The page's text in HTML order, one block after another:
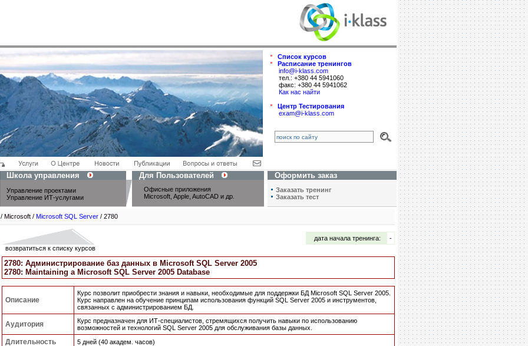
Список курсов
Расписание тренингов
info@i-klass.com
тел.: +380 44 5941060
факс: +380 44 5941062
Как нас найти
Центр Тестирования
exam@i-klass.com
Школа управления Для Пользователей Оформить заказ
Управление проектами
Управление ИТ-услугами
Офисные приложения
Microsoft, Apple, AutoCAD и др.
Заказать тренинг
Заказать тест
/ Microsoft / Microsoft SQL Server / 2780
возвратиться к списку курсов
дата начала тренинга: -
2780: Администрирование баз данных в Microsoft SQL Server 2005
2780: Maintaining a Microsoft SQL Server 2005 Database
Описание
Курс позволит приобрести знания и навыки, необходимые для поддержки БД Microsoft SQL Server 2005.
Курс направлен на обучение принципам использования функций SQL Server 2005 и инструментов,
связанных с администрированием БД.
Аудитория
Курс предназначен для ИТ-специалистов, стремящихся получить навыки по использованию
возможностей и технологий SQL Server 2005 для обслуживания базы данных.
Длительность 5 дней (40 академ. часов)